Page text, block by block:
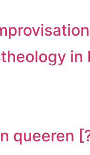
Edition
in
queeren